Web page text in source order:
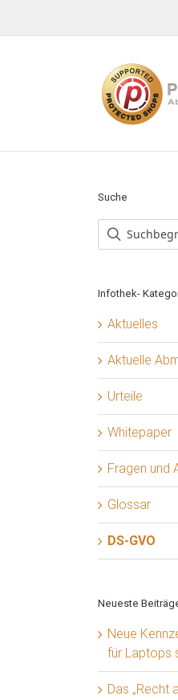
Suche
Infothek-
Aktuelles
Aktuelle
Urteile
Whitepaper
Fragen und
Glossar
DS-GVO
Neueste
Neue
für Laptops
Das „Recht